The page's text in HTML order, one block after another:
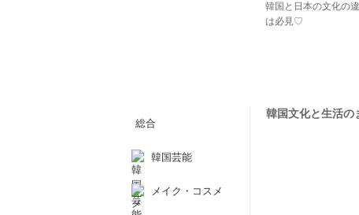
韓国と日本の文化の
は必見♡
総合
韓国芸能
メイク・コスメ
韓国文化と生活の